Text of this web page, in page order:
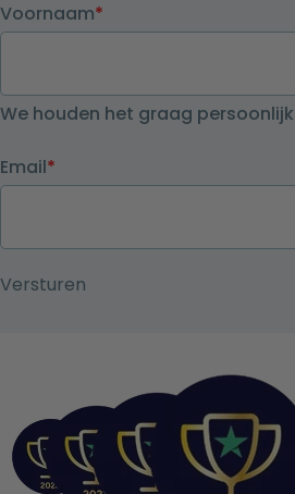
Voornaam*
We houden het graag persoonlijk
Email*